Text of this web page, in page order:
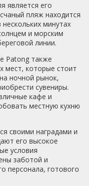
неприятно. И,
раз. Именно
2 девушки
парень взял всю
и сложил друг
положил их на белые
уже дома, с
из нашей
путешествовали
специальный
банке, он очень
смывает масло.
волос
это смывала своим
вместе с
лежит на боку, то и
оставалось еще 3-
масло с
трансфер и
является его
пляж находится
минутах
и морским
линии.
Patong также
мест, которые стоит
ночной рынок,
сувениры.
кафе и
местную кухню
своими наградами и
его высокое
условия
заботой и
персонала, готового